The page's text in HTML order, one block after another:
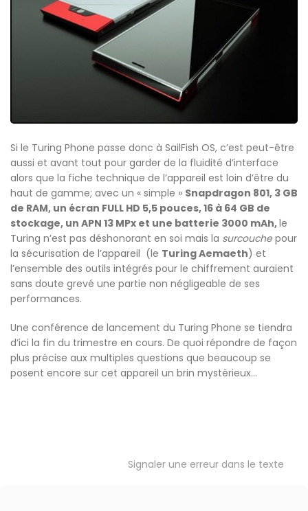
Si le Turing Phone passe donc à SailFish OS, c’est peut-être
aussi et avant tout pour garder de la fluidité d’interface
alors que la fiche technique de l’appareil est loin d’être du
haut de gamme; avec un « simple » Snapdragon 801, 3 GB
de RAM, un écran FULL HD 5,5 pouces, 16 à 64 GB de
stockage, un APN 13 MPx et une batterie 3000 mAh,le
Turing n’est pas déshonorant en soi mais la surcouchepour
la sécurisation de l’appareil (le Turing Aemaeth) et
l’ensemble des outils intégrés pour le chiffrement auraient
sans doute grevé une partie non négligeable de ses
performances.
Une conférence de lancement du Turing Phone se tiendra
d’ici la fin du trimestre en cours. De quoi répondre de façon
plus précise aux multiples questions que beaucoup se
posent encore sur cet appareil un brin mystérieux…
Signaler une erreur dans le texte